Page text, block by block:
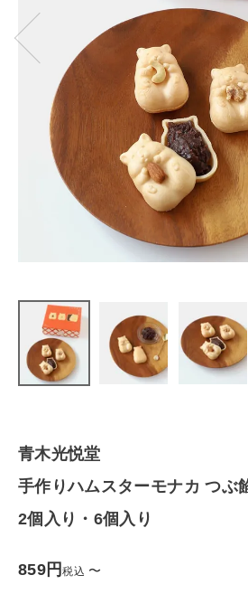
青木光悦堂
手作りハム
スターモナ
CATEGORY
ナチュラル服
生活雑貨
食品
青木光悦堂
手作りハムスターモナカ つぶ
2個入り・6個入り
859 税込 〜